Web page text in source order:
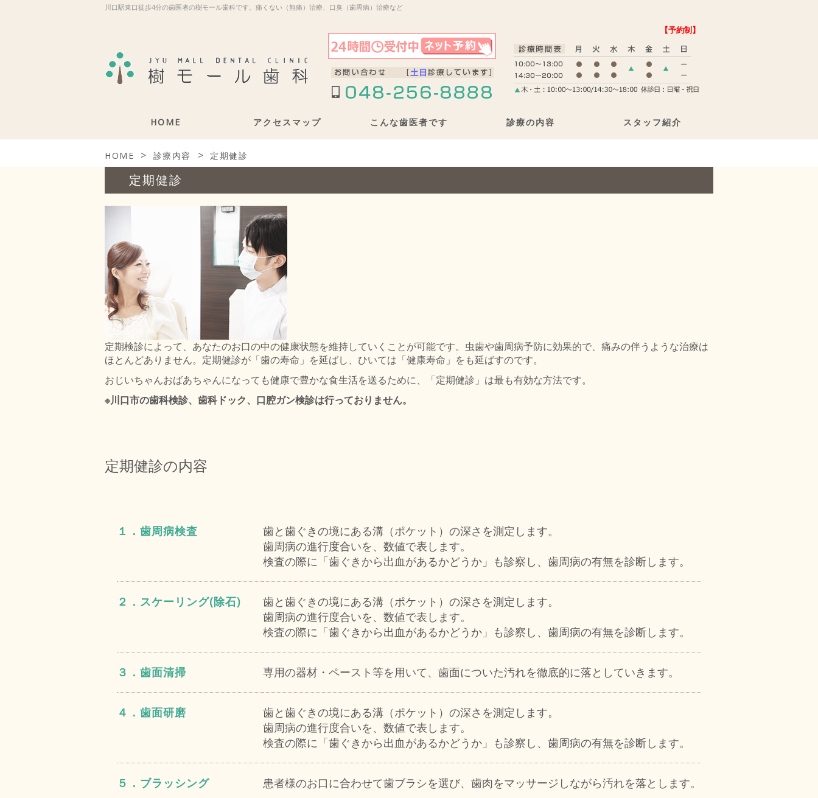
川口駅東口徒歩4分の歯医者の樹モール歯科です。痛くない（無痛）治療、口臭（歯周病）治療など
【予約制】
HOME アクセスマップ こんな歯医者です 診療の内容 スタッフ紹介
HOME > 診療内容 > 定期健診
定期健診
定期検診によって、あなたのお口の中の健康状態を維持していくことが可能です。虫歯や歯周病予防に効果的で、痛みの伴うような治療は
ほとんどありません。定期健診が「歯の寿命」を延ばし、ひいては「健康寿命」をも延ばすのです。
おじいちゃんおばあちゃんになっても健康で豊かな食生活を送るために、「定期健診」は最も有効な方法です。
※川口市の歯科検診、歯科ドック、口腔ガン検診は行っておりません。
定期健診の内容
１．歯周病検査
歯と歯ぐきの境にある溝（ポケット）の深さを測定します。
歯周病の進行度合いを、数値で表します。
検査の際に「歯ぐきから出血があるかどうか」も診察し、歯周病の有無を診断します。
２．スケーリング(除石)
歯と歯ぐきの境にある溝（ポケット）の深さを測定します。
歯周病の進行度合いを、数値で表します。
検査の際に「歯ぐきから出血があるかどうか」も診察し、歯周病の有無を診断します。
３．歯面清掃 専用の器材・ペースト等を用いて、歯面についた汚れを徹底的に落としていきます。
４．歯面研磨
歯と歯ぐきの境にある溝（ポケット）の深さを測定します。
歯周病の進行度合いを、数値で表します。
検査の際に「歯ぐきから出血があるかどうか」も診察し、歯周病の有無を診断します。
５．ブラッシング 患者様のお口に合わせて歯ブラシを選び、歯肉をマッサージしながら汚れを落とします。